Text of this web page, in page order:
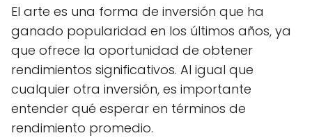
El arte es una forma de inversión que ha
ganado popularidad en los últimos años, ya
que ofrece la oportunidad de obtener
rendimientos significativos. Al igual que
cualquier otra inversión, es importante
entender qué esperar en términos de
rendimiento promedio.